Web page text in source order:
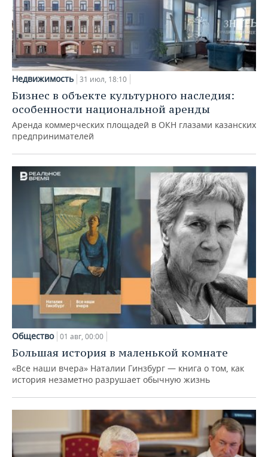
Недвижимость 31 июл, 18:10
Бизнес в объекте культурного наследия:
особенности национальной аренды
Аренда коммерческих площадей в ОКН глазами казанских
предпринимателей
Общество 01 авг, 00:00
Большая история в маленькой комнате
«Все наши вчера» Наталии Гинзбург — книга о том, как
история незаметно разрушает обычную жизнь